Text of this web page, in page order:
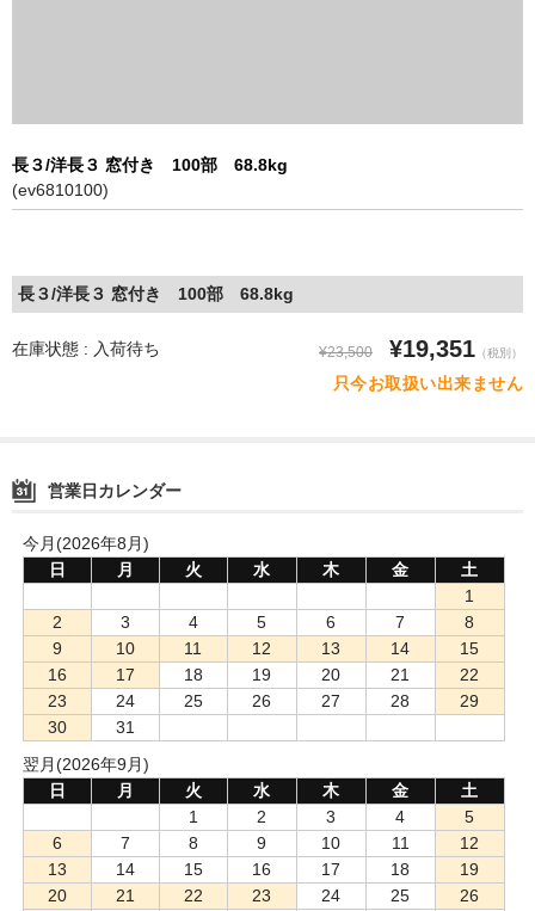
長３/洋長３ 窓付き 100部 68.8kg
(ev6810100)
長３/洋長３ 窓付き 100部 68.8kg
在庫状態 : 入荷待ち ¥23,500 ¥19,351 （税別）
只今お取扱い出来ません
営業日カレンダー
今月(2026年8月)
日
月 火 水 木 金
土
1
2
3 4 5 6 7
8
9
10 11 12 13 14
15
16
17 18 19 20 21
22
23
24 25 26 27 28
29
30
31
翌月(2026年9月)
日
月 火 水 木 金
土
1
2 3 4
5
6
7 8 9 10 11
12
13
14 15 16 17 18
19
20
21 22 23 24 25
26